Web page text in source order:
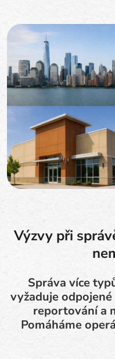
Výzvy při
Správa více
vyžaduje
reportování a
Pomáháme